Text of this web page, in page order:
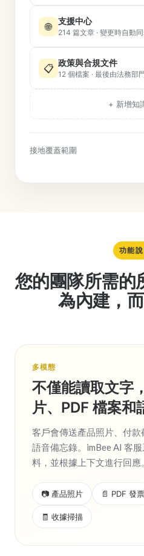
🌐 支援中心
214 篇文章 · 變更時自動
📋 政策與合規文件
12 個檔案 · 最後由法務部
+ 新增知
接地覆蓋範圍
功能說
您的團隊所需
為內建，而
多模態
不僅能讀取文字
片、PDF 檔案和
客戶會傳送產品照片、付款
語音備忘錄。imBee AI 客
料，並根據上下文進行回應。
📷 產品照片 📄 PDF 發票
🧾 收據掃描